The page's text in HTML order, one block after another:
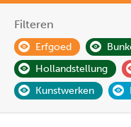
Filteren
Erfgoed
Hollandstellung
Kunstwerken